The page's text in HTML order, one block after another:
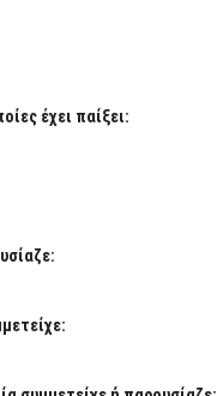
έχει παίξει: